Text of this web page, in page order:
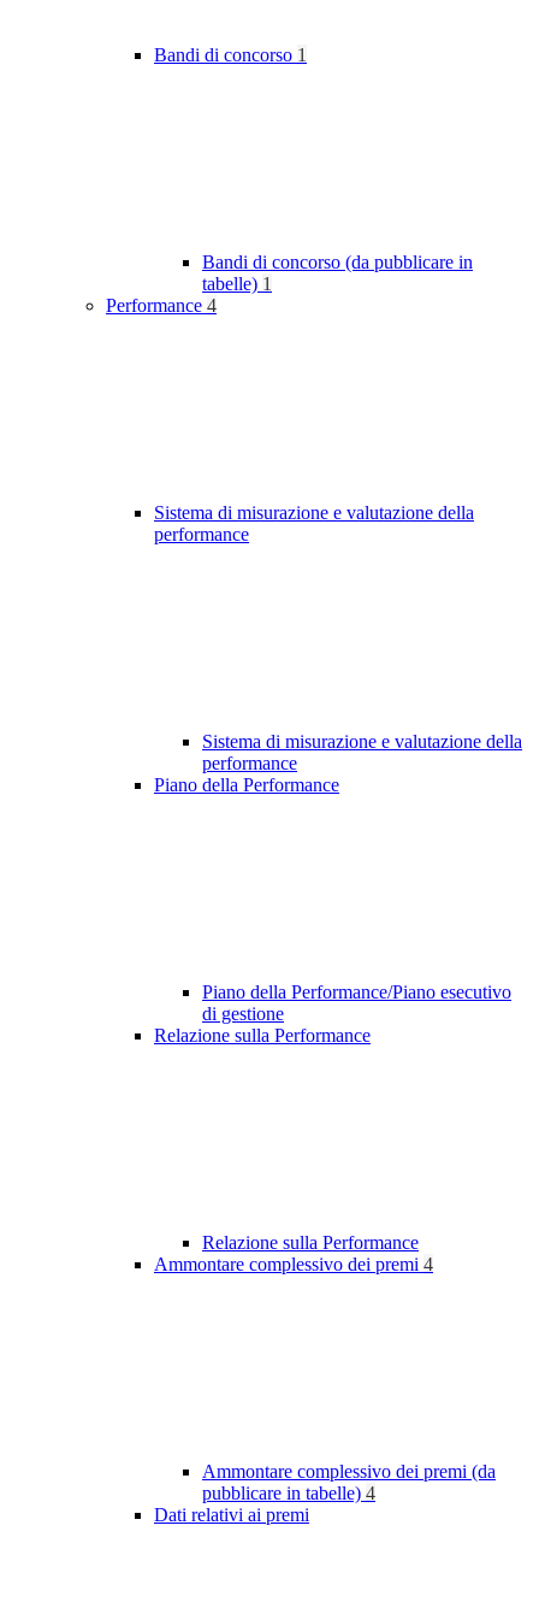
Bandi di concorso 1
Bandi di concorso (da pubblicare in
tabelle) 1
Performance 4
Sistema di misurazione e valutazione della
performance
Sistema di misurazione e valutazione della
performance
Piano della Performance
Piano della Performance/Piano esecutivo
di gestione
Relazione sulla Performance
Relazione sulla Performance
Ammontare complessivo dei premi 4
Ammontare complessivo dei premi (da
pubblicare in tabelle) 4
Dati relativi ai premi